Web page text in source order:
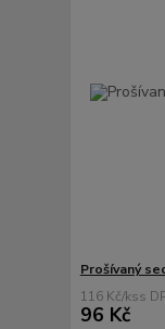
Prošívaný
116 Kč/ks
96 Kč